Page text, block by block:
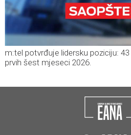
m:tel potvrđuje lidersku poziciju:
prvih šest mjeseci 2026.